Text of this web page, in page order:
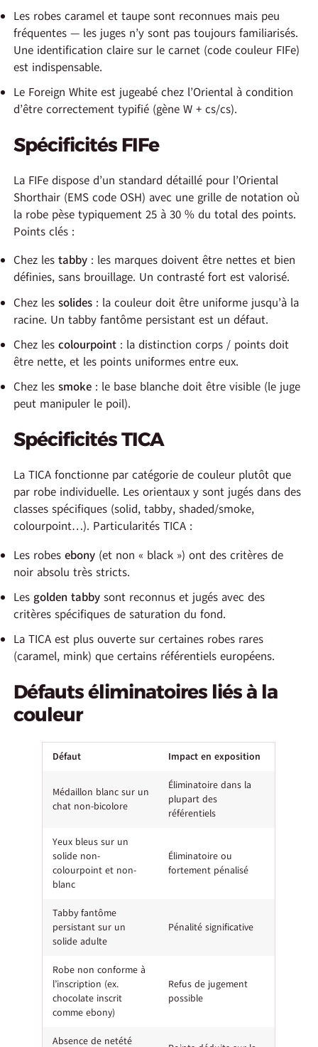
Les robes caramel et taupe sont reconnues mais peu
fréquentes — les juges n’y sont pas toujours familiarisés.
Une identification claire sur le carnet (code couleur FIFe)
est indispensable.
Le Foreign White est jugeabé chez l’Oriental à condition
d’être correctement typifié (gène W + cs/cs).
Spécificités FIFe
La FIFe dispose d’un standard détaillé pour l’Oriental
Shorthair (EMS code OSH) avec une grille de notation où
la robe pèse typiquement 25 à 30 % du total des points.
Points clés :
Chez lestabby : les marques doivent être nettes et bien
définies, sans brouillage. Un contrasté fort est valorisé.
Chez lessolides : la couleur doit être uniforme jusqu’à la
racine. Un tabby fantôme persistant est un défaut.
Chez lescolourpoint : la distinction corps / points doit
être nette, et les points uniformes entre eux.
Chez lessmoke : le base blanche doit être visible (le juge
peut manipuler le poil).
Spécificités TICA
La TICA fonctionne par catégorie de couleur plutôt que
par robe individuelle. Les orientaux y sont jugés dans des
classes spécifiques (solid, tabby, shaded/smoke,
colourpoint…). Particularités TICA :
Les robesebony (et non « black ») ont des critères de
noir absolu très stricts.
Les golden tabby sont reconnus et jugés avec des
critères spécifiques de saturation du fond.
La TICA est plus ouverte sur certaines robes rares
(caramel, mink) que certains référentiels européens.
Défauts éliminatoires liés à la
couleur
Défaut Impact en exposition
Médaillon blanc sur un
chat non-bicolore
Éliminatoire dans la
plupart des
référentiels
Yeux bleus sur un
solide non-
colourpoint et non-
blanc
Éliminatoire ou
fortement pénalisé
Tabby fantôme
persistant sur un
solide adulte
Pénalité significative
Robe non conforme à
l’inscription (ex.
chocolate inscrit
comme ebony)
Refus de jugement
possible
Absence de netété